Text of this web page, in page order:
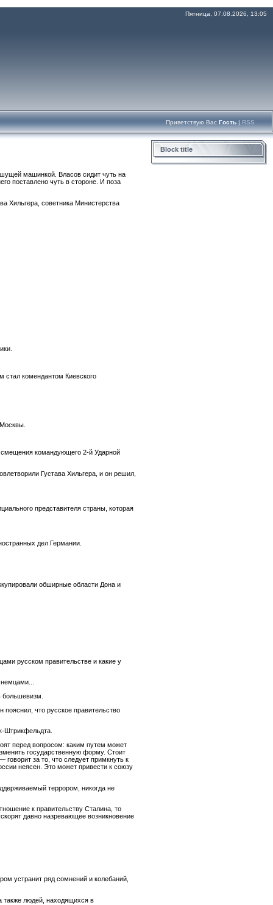
Пятница, 07.08.2026, 13:05
Приветствую Вас Гость | RSS
машинкой. Власов сидит чуть на
поставлено чуть в стороне. И поза
Хильгера, советника Министерства
комендантом Киевского
смещения командующего 2-й Ударной
Густава Хильгера, и он решил,
представителя страны, которая
дел Германии.
обширные области Дона и
русском правительстве и какие у
большевизм.
что русское правительство
Штрикфельдта.
перед вопросом: каким путем может
государственную форму. Стоит
за то, что следует примкнуть к
неясен. Это может привести к союзу
террором, никогда не
к правительству Сталина, то
давно назревающее возникновение
устранит ряд сомнений и колебаний,
также людей, находящихся в
Block title